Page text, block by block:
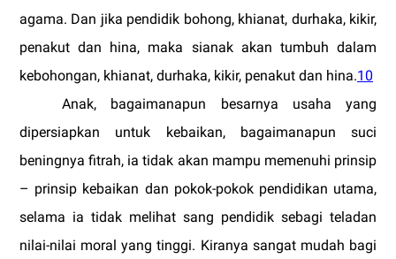
agama. Dan jika pendidik bohong, khianat, durhaka, kikir,
penakut dan hina, maka sianak akan tumbuh dalam
kebohongan, khianat, durhaka, kikir, penakut dan hina.10
Anak, bagaimanapun besarnya usaha yang
dipersiapkan untuk kebaikan, bagaimanapun suci
beningnya fitrah, ia tidak akan mampu memenuhi prinsip
– prinsip kebaikan dan pokok-pokok pendidikan utama,
selama ia tidak melihat sang pendidik sebagi teladan
nilai-nilai moral yang tinggi. Kiranya sangat mudah bagi